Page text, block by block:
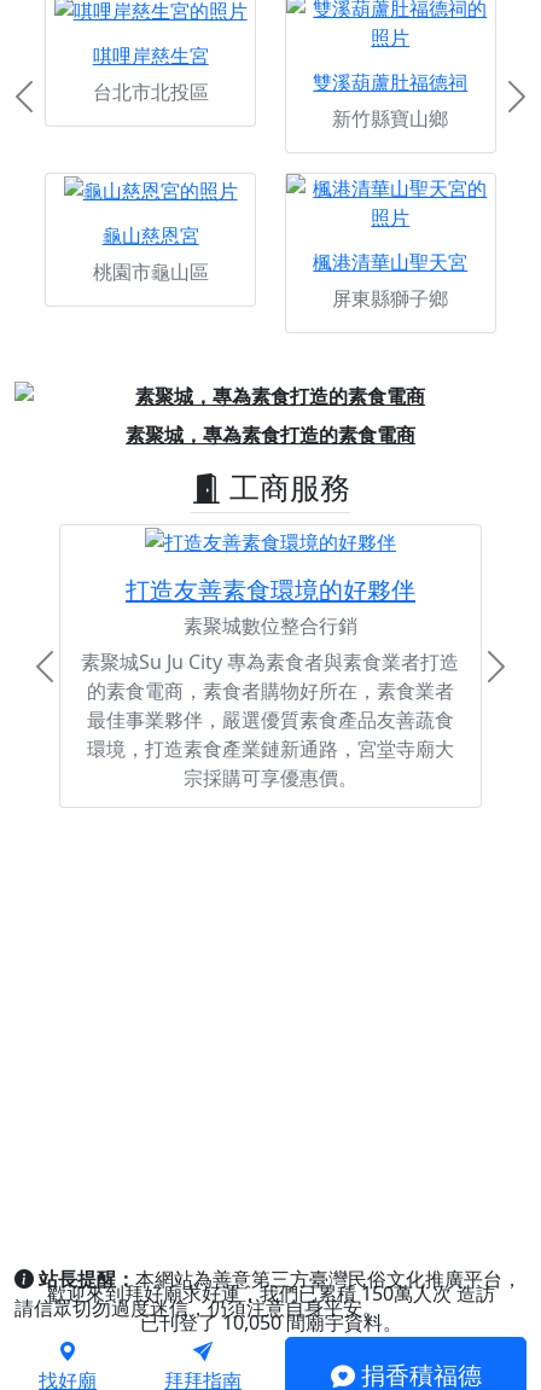
唭哩岸慈生宮
台北市北投區
雙溪葫蘆肚福德祠
新竹縣寶山鄉
龜山慈恩宮
桃園市龜山區
楓港清華山聖天宮
屏東縣獅子鄉
Previous
宮廟網路推廣計畫，每日最低只要6元起
Previous
工商服務
打造友善素食環境的好夥伴
素聚城數位整合行銷
素聚城Su Ju City 專為素食者與素食業者打造
的素食電商，素食者購物好所在，素食業者
最佳事業夥伴，嚴選優質素食產品友善蔬食
環境，打造素食產業鏈新通路，宮堂寺廟大
宗採購可享優惠價。
Previous Next
站長提醒：本網站為善意第三方臺灣民俗文化推廣平台，
請信眾切勿過度迷信，仍須注意自身平安。
歡迎來到拜好廟求好運，我們已累積150萬人次造訪
已刊登了10,050間廟宇資料。
找好廟 拜拜指南 捐香積福德